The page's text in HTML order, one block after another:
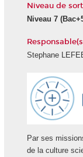
Niveau de
Niveau 7
Stephane
Par ses
de la culture